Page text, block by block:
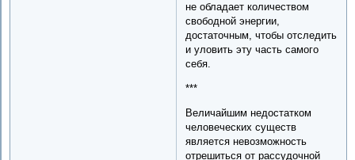
не обладает количеством
свободной энергии,
достаточным, чтобы отследить
и уловить эту часть самого
себя.
***
Величайшим недостатком
человеческих существ
является невозможность
отрешиться от рассудочной